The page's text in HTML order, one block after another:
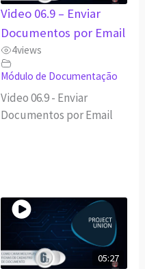
Video 06.9 – Enviar
Documentos por Email
4views
Módulo de Documentação
Video 06.9 - Enviar
Documentos por Email
05:27